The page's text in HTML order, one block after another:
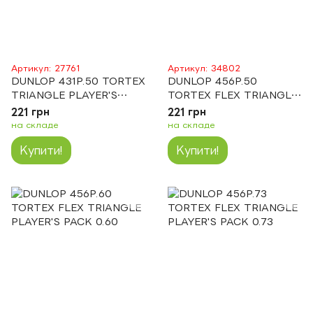
Артикул: 27761
DUNLOP 431P.50 TORTEX
TRIANGLE PLAYER'S
PACK
221 грн
на складе
Купити!
Артикул: 34802
DUNLOP 456P.50
TORTEX FLEX TRIANGLE
PLAYER'S PACK 0.50
221 грн
на складе
Купити!